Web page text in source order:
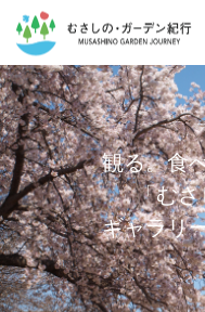
観る。食
「むさ
ギャラリ